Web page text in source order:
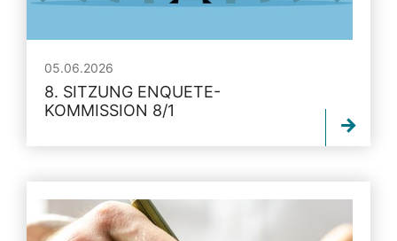
05.06.2026
8. SITZUNG ENQUETE-
KOMMISSION 8/1